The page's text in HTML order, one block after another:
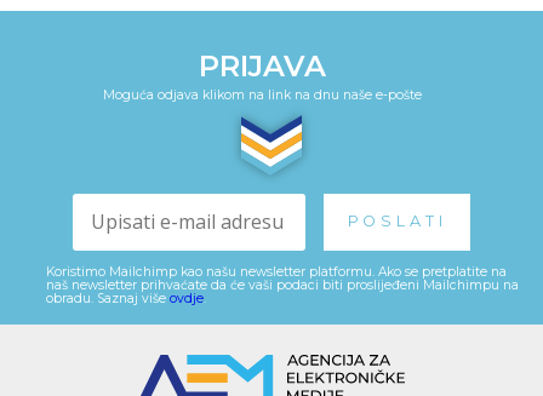
PRIJAVA
Moguća odjava klikom na link na dnu naše e-pošte
Koristimo Mailchimp kao našu newsletter platformu. Ako se pretplatite na
naš newsletter prihvaćate da će vaši podaci biti proslijeđeni Mailchimpu na
obradu. Saznaj više ovdje